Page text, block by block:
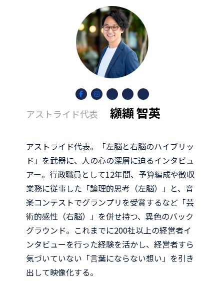
ア
イ
コ
ン
ク
ア
イ
コ
ン
ア
イ
コ
ン
ア
イ
コ
ン
ク
ア
イ
コ
ン
ク
アストライド代表 纐纈 智英
アストライド代表。「左脳と右脳のハイブリッ
ド」を武器に、人の心の深層に迫るインタビュ
アー。行政職員として12年間、予算編成や徴収
業務に従事した「論理的思考（左脳）」と、音
楽コンテストでグランプリを受賞するなど「芸
術的感性（右脳）」を併せ持つ、異色のバック
グラウンド。これまでに200社以上の経営者イ
ンタビューを行った経験を活かし、経営者すら
気づいていない「言葉にならない想い」を引き
出して映像化する。